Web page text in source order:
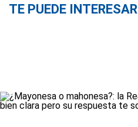
TE PUEDE INTERESAR